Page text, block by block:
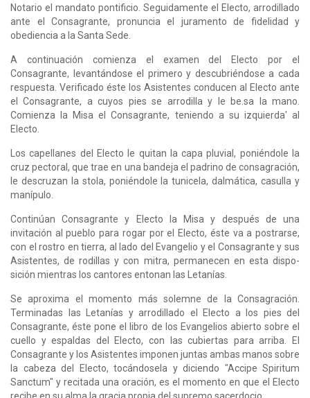
Notario el mandato pontificio. Seguidamente el Electo, arrodillado
ante el Consagrante, pronuncia el juramento de fidelidad y
obediencia a la Santa Sede.
A continuación comienza el examen del Electo por el
Consagrante, levantándose el primero y descubriéndose a cada
respuesta. Verificado éste los Asistentes conducen al Electo ante
el Consagrante, a cuyos pies se arrodilla y le be.sa la mano.
Comienza la Misa el Consagrante, teniendo a su izquierda' al
Electo.
Los capellanes del Electo le quitan la capa pluvial, poniéndole la
cruz pectoral, que trae en una bandeja el padrino de consagración,
le descruzan la stola, poniéndole la tunicela, dalmática, casulla y
manípulo.
Continúan Consagrante y Electo la Misa y des­pués de una
invitación al pueblo para rogar por el Electo, éste va a postrarse,
con el rostro en tierra, al lado del Evangelio y el Consagrante y sus
Asistentes, de rodillas y con mitra, permanecen en esta dispo­
sición mientras los cantores entonan las Letanías.
Se aproxima el momento más solemne de la Consagración.
Terminadas las Letanías y arrodilla­do el Electo a los pies del
Consagrante, éste pone el libro de los Evangelios abierto sobre el
cuello y es­paldas del Electo, con las cubiertas para arriba. El
Consagrante y los Asistentes imponen juntas ambas manos sobre
la cabeza del Electo, tocándosela y di­ciendo "Accipe Spiritum
Sanctum" y recitada una oración, es el momento en que el Electo